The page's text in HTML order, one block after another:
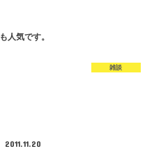
人気です。
雑談
2011.11.20